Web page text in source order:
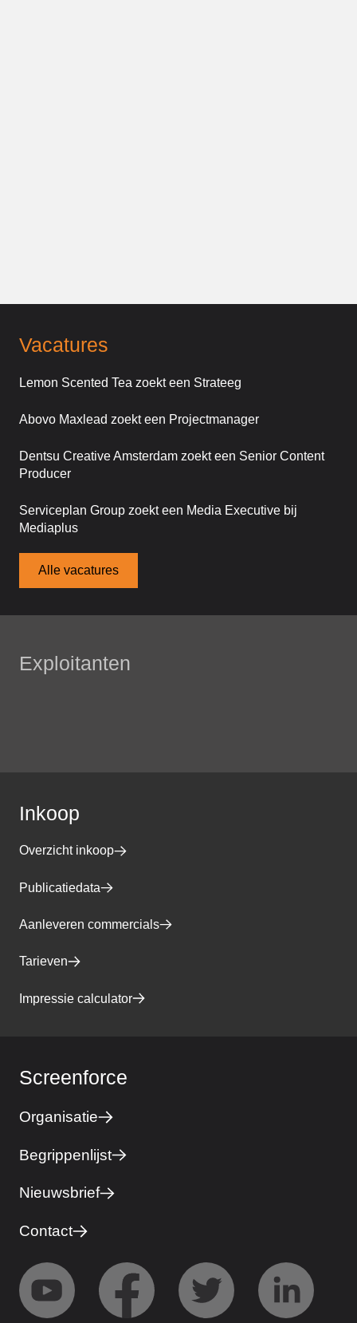
Vacatures
Lemon Scented Tea zoekt een Strateeg
Abovo Maxlead zoekt een Projectmanager
Dentsu Creative Amsterdam zoekt een Senior Content
Producer
Serviceplan Group zoekt een Media Executive bij
Mediaplus
Alle vacatures
Exploitanten
Inkoop
Overzicht inkoop
Publicatiedata
Aanleveren commercials
Tarieven
Impressie calculator
Screenforce
Organisatie
Begrippenlijst
Nieuwsbrief
Contact